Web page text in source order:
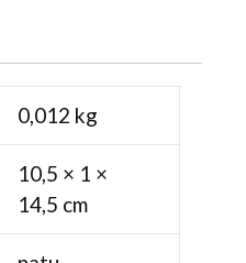
0,012 kg
10,5 × 1 ×
14,5 cm